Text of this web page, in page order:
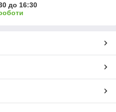
до 16:30